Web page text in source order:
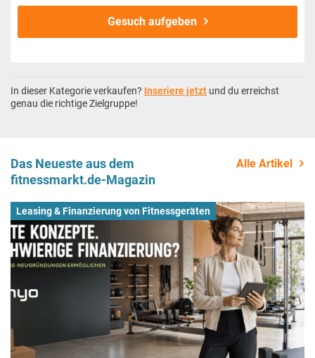
Gesuch aufgeben
In dieser Kategorie verkaufen? Inseriere jetzt und du erreichst
genau die richtige Zielgruppe!
Das Neueste aus dem
fitnessmarkt.de-Magazin
Alle Artikel
Leasing & Finanzierung von Fitnessgeräten